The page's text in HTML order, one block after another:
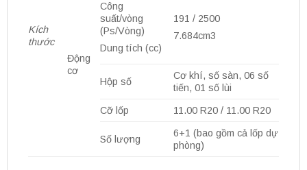
Kích
thước
Động
cơ
Công
suất/vòng
(Ps/Vòng)
Dung tích (cc)
191 / 2500
7.684cm3
Hộp số
Cơ khí, số sàn, 06 số
tiến, 01 số lùi
Cỡ lốp 11.00 R20 / 11.00 R20
Số lượng
6+1 (bao gồm cả lốp dự
phòng)